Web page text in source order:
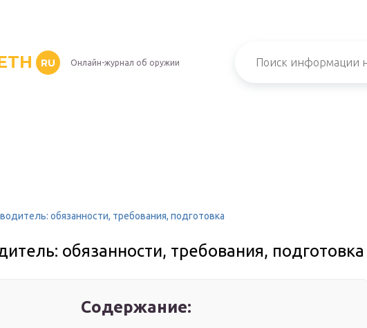
RU Онлайн-журнал об оружии
обязанности, требования, подготовка
обязанности, требования, подготовка
Содержание: